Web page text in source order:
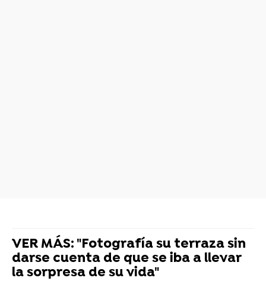
VER MÁS: "Fotografía su terraza sin
darse cuenta de que se iba a llevar
la sorpresa de su vida"